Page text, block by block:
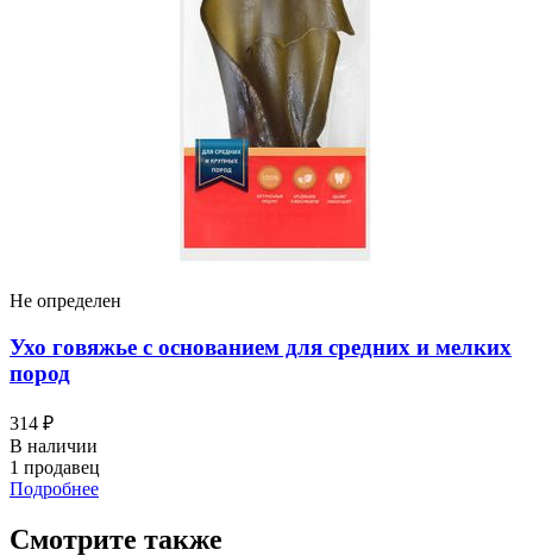
Не определен
Ухо говяжье с основанием для средних и мелких
пород
314 ₽
В наличии
1 продавец
Подробнее
Смотрите также